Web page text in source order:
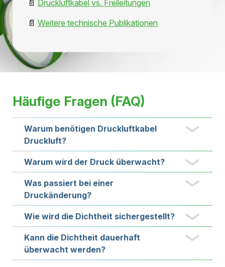
Anstatt ausschliesslich auf feste Wartungsintervalle zu
setzen, können tatsächliche Betriebsdaten in die
Planung von Wartungs- und
Instandhaltungsmassnahmen einfliessen.
Dies unterstützt einen effizienten Ressourceneinsatz
und ermöglicht eine bedarfsgerechte
Vorteile auf einen Blick
Kontinuierliche Zustandsüberwachung
Permanente Druckkontrolle
Früherkennung möglicher Veränderungen
Unterstützung der Fehlerlokalisierung
Transparente Betriebsdaten
Zustandsorientierte Instandhaltung
Hohe Betriebssicherheit
Langfristige Überwachung über die gesamte